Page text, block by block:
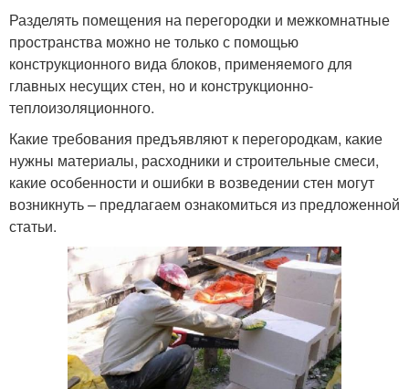
Разделять помещения на перегородки и межкомнатные
пространства можно не только с помощью
конструкционного вида блоков, применяемого для
главных несущих стен, но и конструкционно-
теплоизоляционного.
Какие требования предъявляют к перегородкам, какие
нужны материалы, расходники и строительные смеси,
какие особенности и ошибки в возведении стен могут
возникнуть – предлагаем ознакомиться из предложенной
статьи.